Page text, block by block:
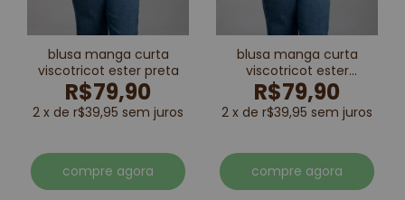
blusa manga curta
viscotricot ester preta
R$79,90
2 x de r$39,95 sem juros
compre agora
blusa manga curta
viscotricot ester
marrom
R$79,90
2 x de r$39,95 sem juros
compre agora